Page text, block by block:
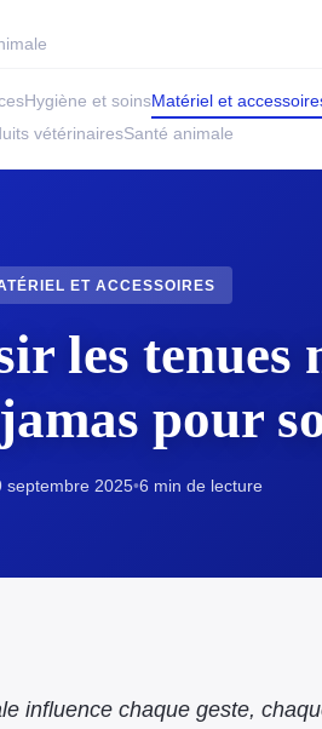
Hygiène et soinsMatériel et
vétérinairesSanté animale
ET ACCESSOIRES
les tenues
pour
septembre 2025•6 min de lecture
influence chaque geste,